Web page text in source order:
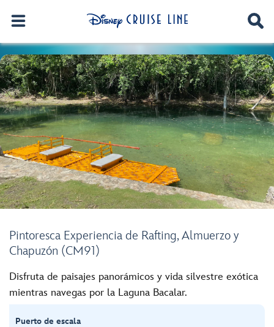
Pintoresca Experiencia de Rafting, Almuerzo y
Chapuzón (CM91)
Disfruta de paisajes panorámicos y vida silvestre exótica
mientras navegas por la Laguna Bacalar.
Puerto de escala